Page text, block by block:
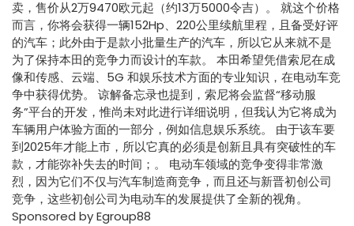
卖，售价从2万9470欧元起（约13万5000令吉）。 就这个价格
而言，你将会获得一辆152Hp、220公里续航里程，且备受好评
的汽车；此外由于是款小批量生产的汽车，所以它从来就不是
为了保持本田的竞争力而设计的车款。 本田希望凭借索尼在成
像和传感、云端、5G 和娱乐技术方面的专业知识，在电动车竞
争中获得优势。 谅解备忘录也提到，索尼将会监督“移动服
务”平台的开发，惟尚未对此进行详细说明，但我认为它将成为
车辆用户体验方面的一部分，例如信息娱乐系统。 由于该车要
到2025年才能上市，所以它真的必须是创新且具有突破性的车
款，才能弥补失去的时间；。 电动车领域的竞争变得非常激
烈，因为它们不仅与汽车制造商竞争，而且还与新晋初创公司
竞争，这些初创公司为电动车的发展提供了全新的视角。
Sponsored by Egroup88